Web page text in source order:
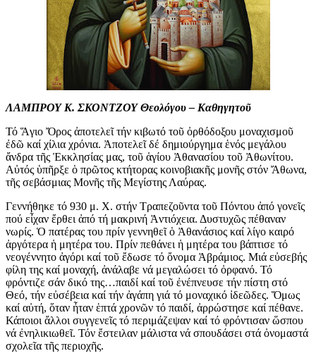
ΛΑΜΠΡΟΥ Κ. ΣΚΟΝΤΖΟΥ Θεολόγου – Καθηγητοῦ
Τό Ἅγιο Ὄρος ἀποτελεῖ τήν κιβωτό τοῦ ὀρθόδοξου μοναχισμοῦ
ἐδῶ καί χίλια χρόνια. Ἀποτελεῖ δέ δημιούργημα ἑνός μεγάλου
ἄνδρα τῆς Ἐκκλησίας μας, τοῦ ἁγίου Ἀθανασίου τοῦ Ἀθωνίτου.
Αὐτός ὑπῆρξε ὁ πρῶτος κτήτορας κοινοβιακῆς μονῆς στόν Ἄθωνα,
τῆς σεβάσμιας Μονῆς τῆς Μεγίστης Λαύρας.
Γεννήθηκε τό 930 μ. Χ. στήν Τραπεζοῦντα τοῦ Πόντου ἀπό γονεῖς
πού εἶχαν ἔρθει ἀπό τή μακρινή Ἀντιόχεια. Δυστυχῶς πέθαναν
νωρίς. Ὁ πατέρας του πρίν γεννηθεῖ ὁ Ἀθανάσιος καί λίγο καιρό
ἀργότερα ἡ μητέρα του. Πρίν πεθάνει ἡ μητέρα του βάπτισε τό
νεογέννητο ἀγόρι καί τοῦ ἔδωσε τό ὄνομα Ἀβράμιος. Μιά εὐσεβής
φίλη της καί μοναχή, ἀνάλαβε νά μεγαλώσει τό ὀρφανό. Τό
φρόντιζε σάν δικό της…παιδί καί τοῦ ἐνέπνευσε τήν πίστη στό
Θεό, τήν εὐσέβεια καί τήν ἀγάπη γιά τό μοναχικό ἰδεῶδες. Ὅμως
καί αὐτή, ὅταν ἦταν ἑπτά χρονῶν τό παιδί, ἀρρώστησε καί πέθανε.
Κάποιοι ἄλλοι συγγενεῖς τό περιμάζεψαν καί τό φρόντισαν ὥσπου
νά ἐνηλικιωθεῖ. Τόν ἔστειλαν μάλιστα νά σπουδάσει στά ὀνομαστά
σχολεῖα τῆς περιοχῆς.